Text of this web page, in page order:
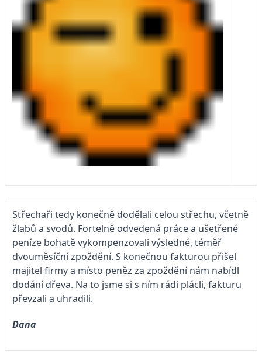
Střechaři tedy konečně dodělali celou střechu, včetně
žlabů a svodů. Fortelně odvedená práce a ušetřené
peníze bohatě vykompenzovali výsledné, téměř
dvouměsíční zpoždění. S konečnou fakturou přišel
majitel firmy a místo peněz za zpoždění nám nabídl
dodání dřeva. Na to jsme si s ním rádi plácli, fakturu
převzali a uhradili.
Dana